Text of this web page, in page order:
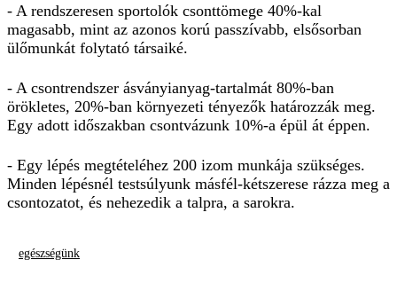
- A rendszeresen sportolók csonttömege 40%-kal
magasabb, mint az azonos korú passzívabb, elsősorban
ülőmunkát folytató társaiké.
- A csontrendszer ásványianyag-tartalmát 80%-ban
örökletes, 20%-ban környezeti tényezők határozzák meg.
Egy adott időszakban csontvázunk 10%-a épül át éppen.
- Egy lépés megtételéhez 200 izom munkája szükséges.
Minden lépésnél testsúlyunk másfél-kétszerese rázza meg a
csontozatot, és nehezedik a talpra, a sarokra.
egészségünk